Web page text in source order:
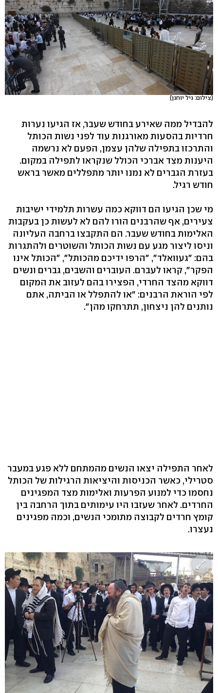
(צילום: גיל יוחנן)
להבדיל ממה שאירע בחודש שעבר, אז הגיעו נערות
חרדיות בהסעות מאורגנות עוד לפני נשות הכותל
והתרכזו בתפילה שלהן עצמן, הפעם לא נרשמה
היענות מצד אברכי הכולל שנקראו לתפילה במקום.
בעזרת הגברים לא נמנו יותר מתפללים מאשר בראש
חודש רגיל.
מי שכן הגיעו הם דווקא כמה עשרות תלמידי ישיבות
צעירים, אף שהרבנים הורו להם לא לעשות כן בעקבות
האלימות בחודש שעבר. הם התקבצו ברחבה העליונה
וניסו ליצור מגע עם נשות הכותל והשוטרים ולהתגרות
בהם: "געוואלד", "הרפו ידיכם מהכותל", "הכותל אינו
הפקר", קראו לעברם. העוברים והשבים, גברים ונשים
דווקא מהצד החרדי, הפצירו בהם לעזוב את המקום
לפי הוראת הרבנים: "או להתפלל או הביתה, אתם
נותנים להן ניצחון, תתרחקו מהן".
לאחר התפילה יצאו הנשים מהמתחם ללא פגע במעבר
סטרילי, כאשר הכניסות והיציאות הרגילות של הכותל
נחסמו כדי למנוע הפרעות ואלימות מצד המפגינים
החרדים. לאחר שעזבו היו עימותים בתוך הרחבה בין
קומץ חרדים לקבוצה מתומכי הנשים, וכמה מפגינים
נעצרו.